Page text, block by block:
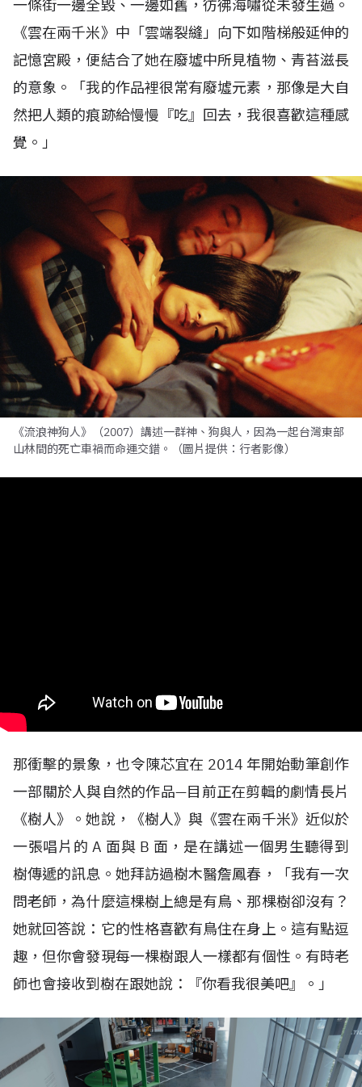
一條街一邊全毀、一邊如舊，彷彿海嘯從未發生過。
《雲在兩千米》中「雲端裂縫」向下如階梯般延伸的
記憶宮殿，便結合了她在廢墟中所見植物、青苔滋長
的意象。「我的作品裡很常有廢墟元素，那像是大自
然把人類的痕跡給慢慢『吃』回去，我很喜歡這種感
覺。」
《流浪神狗人》（2007）講述一群神、狗與人，因為一起台灣東部
山林間的死亡車禍而命運交錯。（圖片提供：行者影像）
那衝擊的景象，也令陳芯宜在 2014 年開始動筆創作
一部關於人與自然的作品—目前正在剪輯的劇情長片
《樹人》。她說，《樹人》與《雲在兩千米》近似於
一張唱片的A 面與 B 面，是在講述一個男生聽得到
樹傳遞的訊息。她拜訪過樹木醫詹鳳春，「我有一次
問老師，為什麼這棵樹上總是有鳥、那棵樹卻沒有？
她就回答說：它的性格喜歡有鳥住在身上。這有點逗
趣，但你會發現每一棵樹跟人一樣都有個性。有時老
師也會接收到樹在跟她說：『你看我很美吧』。」